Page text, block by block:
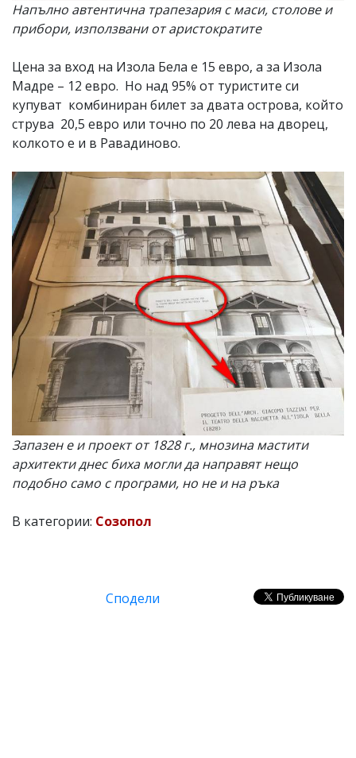
Напълно автентична трапезария с маси, столове и
прибори, използвани от аристократите
Цена за вход на Изола Бела е 15 евро, а за Изола
Мадре – 12 евро. Но над 95% от туристите си
купуват комбиниран билет за двата острова, който
струва 20,5 евро или точно по 20 лева на дворец,
колкото е и в Равадиново.
Запазен е и проект от 1828 г., мнозина мастити
архитекти днес биха могли да направят нещо
подобно само с програми, но не и на ръка
В категории: Созопол
Сподели